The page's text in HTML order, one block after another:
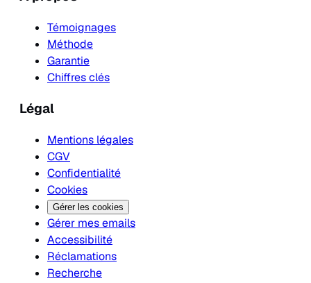
Témoignages
Méthode
Garantie
Chiffres clés
Légal
Mentions légales
CGV
Confidentialité
Cookies
Gérer les cookies
Gérer mes emails
Accessibilité
Réclamations
Recherche